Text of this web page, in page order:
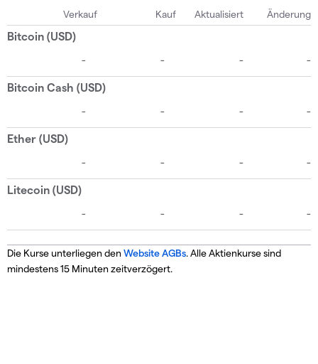
Die Kurse unterliegen den Website AGBs. Alle Aktienkurse sind
mindestens 15 Minuten zeitverzögert.